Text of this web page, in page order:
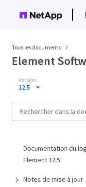
Tous les documents
Element
Version
12.5
Documentation du
Element 12.5
Notes de mise à jour